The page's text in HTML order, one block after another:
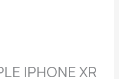
IPHONE XR